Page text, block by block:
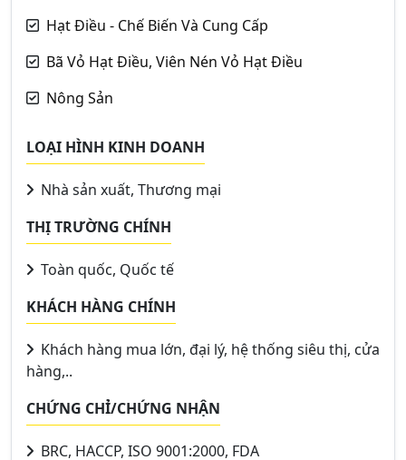
Hạt Điều - Chế Biến Và Cung Cấp
Bã Vỏ Hạt Điều, Viên Nén Vỏ Hạt Điều
Nông Sản
LOẠI HÌNH KINH DOANH
Nhà sản xuất, Thương mại
THỊ TRƯỜNG CHÍNH
Toàn quốc, Quốc tế
KHÁCH HÀNG CHÍNH
Khách hàng mua lớn, đại lý, hệ thống siêu thị, cửa
hàng,..
CHỨNG CHỈ/CHỨNG NHẬN
BRC, HACCP, ISO 9001:2000, FDA